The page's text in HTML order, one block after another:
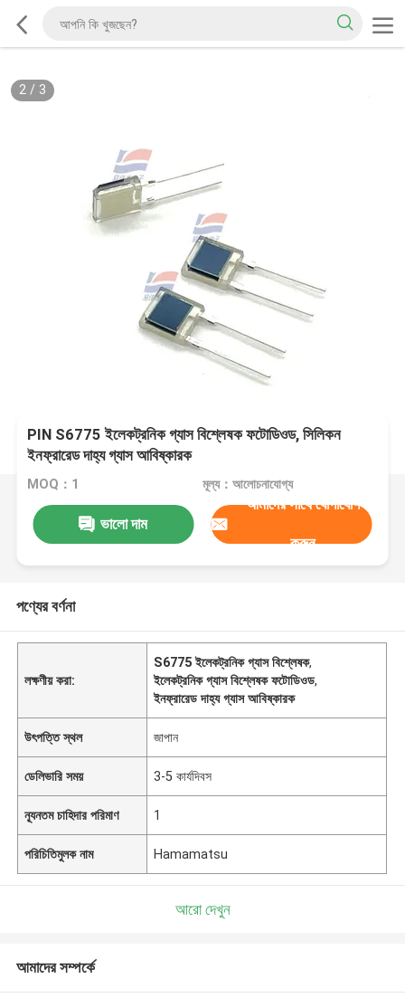
2/ 3
PIN S6775 ইলেকট্রনিক গ্যাস বিশ্লেষক ফটোডিওড, সিলিকন
ইনফ্রারেড দাহ্য গ্যাস আবিষ্কারক
MOQ：1 মূল্য：আলোচনাযোগ্য
ভালো দাম
আমাদের সাথে যোগাযোগ
করুন
পণ্যের বর্ণনা
লক্ষণীয় করা:
S6775 ইলেকট্রনিক গ্যাস বিশ্লেষক,
ইলেকট্রনিক গ্যাস বিশ্লেষক ফটোডিওড,
ইনফ্রারেড দাহ্য গ্যাস আবিষ্কারক
উৎপত্তি স্থল জাপান
ডেলিভারি সময় 3-5 কার্যদিবস
ন্যূনতম চাহিদার পরিমাণ 1
পরিচিতিমুলক নাম Hamamatsu
আরো দেখুন
আমাদের সম্পর্কে